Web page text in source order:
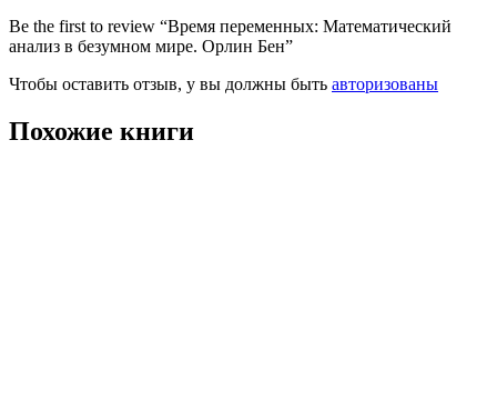
Be the first to review “Время переменных: Математический
анализ в безумном мире. Орлин Бен”
Чтобы оставить отзыв, у вы должны быть авторизованы
Похожие книги